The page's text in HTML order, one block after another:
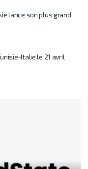
lance son plus grand
Italie le 21 avril